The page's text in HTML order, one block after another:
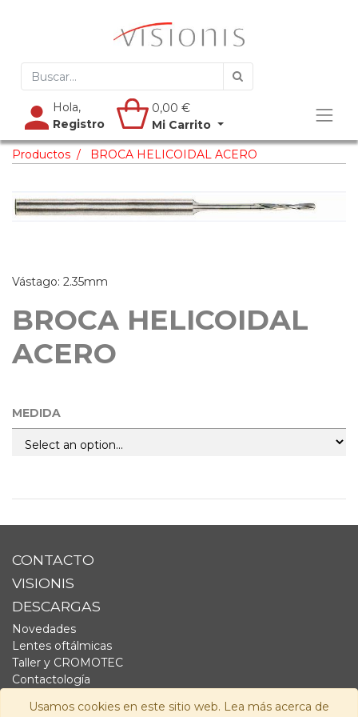
Usamos cookies en este sitio web. Lea más acerca de
Hola,
Registro
0,00 €
Mi Carrito
Productos BROCA HELICOIDAL ACERO
Vástago: 2.35mm
BROCA HELICOIDAL
ACERO
MEDIDA
CONTACTO
VISIONIS
DESCARGAS
Novedades
Lentes oftálmicas
Taller y CROMOTEC
Contactología
Fornitura